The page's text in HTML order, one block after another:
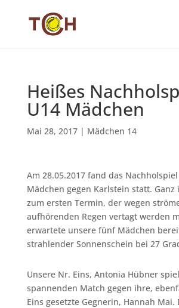
Heißes
U14 Mädchen
Mai 28, 2017| Mädchen 14
Am 28.05.2017 fand das
Mädchen gegen Karlstein statt. Ganz
zum ersten Termin, der wegen
aufhörenden Regen vertagt werden
erwartete unsere fünf Mädchen
strahlender Sonnenschein bei 27
Unsere Nr. Eins, Antonia Hübner
spannenden Match gegen ihre,
Eins gesetzte Gegnerin, Hannah Mai.